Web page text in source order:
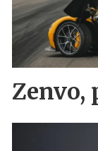
Zenvo,